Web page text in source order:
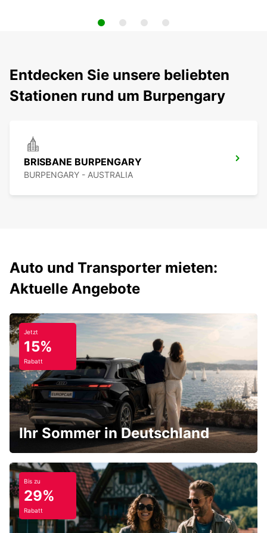
Entdecken Sie unsere beliebten
Stationen rund um Burpengary
BRISBANE BURPENGARY
BURPENGARY - AUSTRALIA
Auto und Transporter mieten:
Aktuelle Angebote
Jetzt
15%
Rabatt
Ihr Sommer in Deutschland
Bis zu
29%
Rabatt